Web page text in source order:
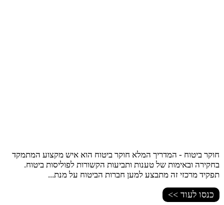
חוקר ביטוח - המדריך המלא חוקר ביטוח הוא איש מקצוע המתמקד
בחקירה ובאימות של טענות ותביעות הקשורות לפוליסות ביטוח.
תפקיד מרכזי זה מתבצע למען חברות הביטוח על מנת...
כנסו לעוד >>